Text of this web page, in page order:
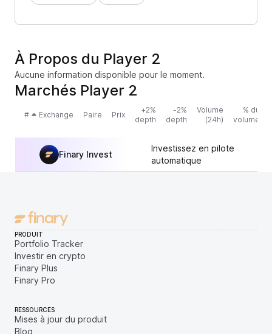
À Propos du Player 2
Aucune information disponible pour le moment.
Marchés Player 2
# Exchange Paire Prix
+2%
depth
-2%
depth
Volume
(24h)
% du
volume
Finary Invest
Investissez en pilote
automatique
PRODUIT
Portfolio Tracker
Investir en crypto
Finary Plus
Finary Pro
RESSOURCES
Mises à jour du produit
Blog